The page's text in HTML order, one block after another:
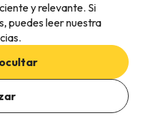
la disponibilidad
y relevante. Si
puedes leer nuestra